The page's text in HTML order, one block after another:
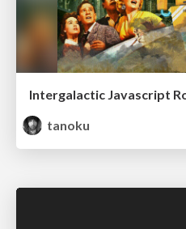
Intergalactic Javascript
tanoku